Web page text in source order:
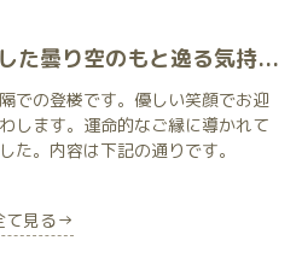
おりの包容力のある素敵な方で、
、どれをとっても満点です。まっ
れるそうです。
らしい方ばかりなので、鈴さんが
。
梅雨末期のどんよりとした曇り空のもと逸る気持ちを抑えつつお逢いしました。今回は特別な状況下でこの日を迎えることになりました。内容については口コミ本編をご覧下さい。
での登楼です。優しい笑顔でお迎
します。運命的なご縁に導かれて
た。内容は下記の通りです。
めました。繊細な舌使いは秀逸で
て見る→